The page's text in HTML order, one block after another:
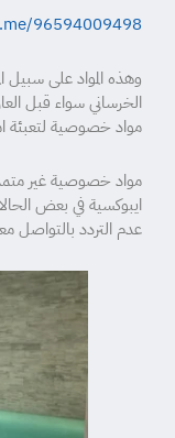
96594009498
وهذه المواد على سبيل
الخرساني سواء قبل
مواد خصوصية لتعبئة
مواد خصوصية غير
ايبوكسية في بعض
عدم التردد بالتواصل